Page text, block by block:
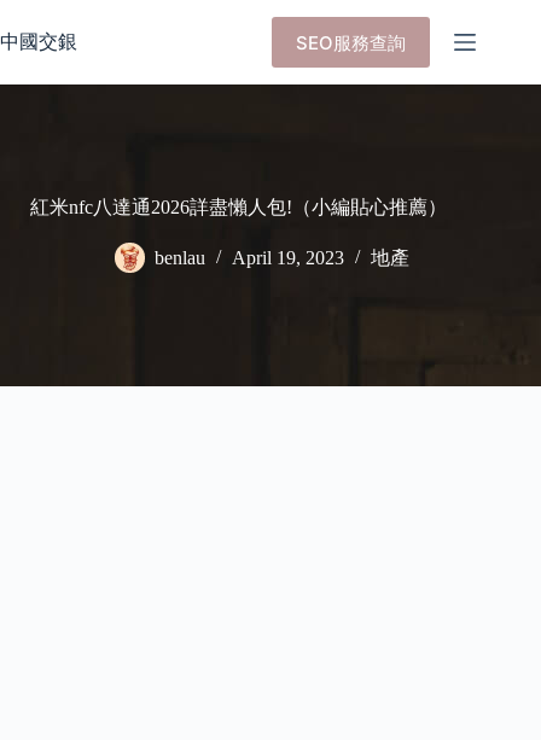
to
content
中國交銀 SEO服務查詢
紅米nfc八達通2026詳盡懶人包!（小編貼心推薦）
benlau April 19, 2023 地產